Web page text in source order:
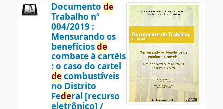
Documento de
Trabalho nº
004/2019 :
Mensurando os
benefíciosde
combate à cartéis
: o caso do cartel
decombustíveis
no Distrito
Federal [recurso
eletrônico] /